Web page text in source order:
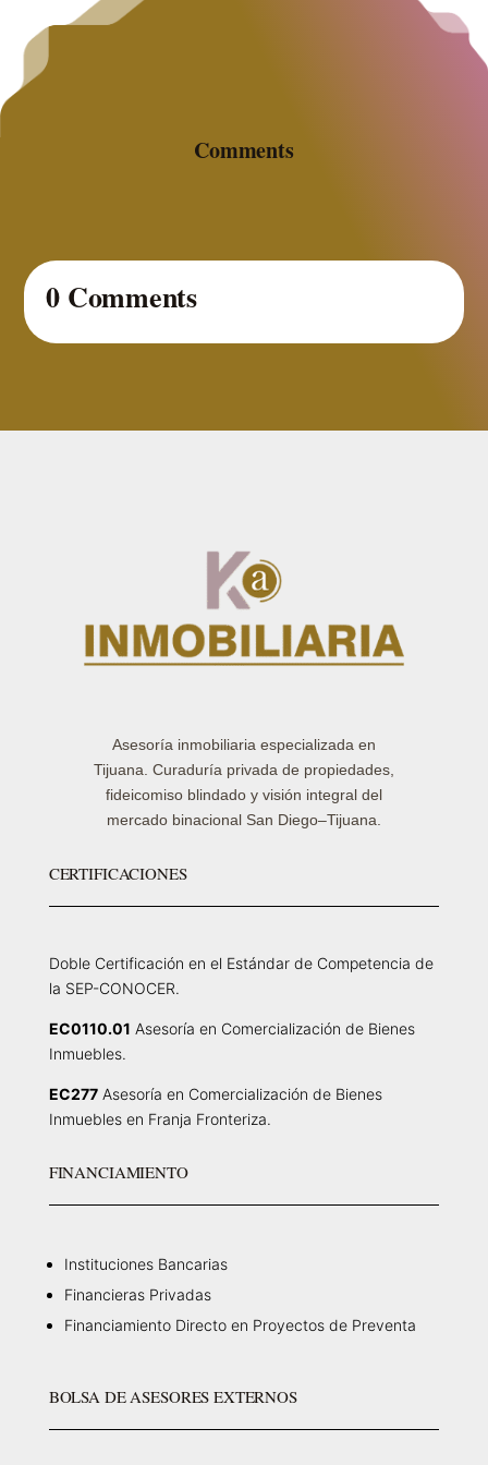
Comments
0 Comments
Asesoría inmobiliaria especializada en
Tijuana. Curaduría privada de propiedades,
fideicomiso blindado y visión integral del
mercado binacional San Diego–Tijuana.
CERTIFICACIONES
Doble Certificación en el Estándar de Competencia de
la SEP-CONOCER.
EC0110.01 Asesoría en Comercialización de Bienes
Inmuebles.
EC277Asesoría en Comercialización de Bienes
Inmuebles en Franja Fronteriza.
FINANCIAMIENTO
Instituciones Bancarias
Financieras Privadas
Financiamiento Directo en Proyectos de Preventa
BOLSA DE ASESORES EXTERNOS